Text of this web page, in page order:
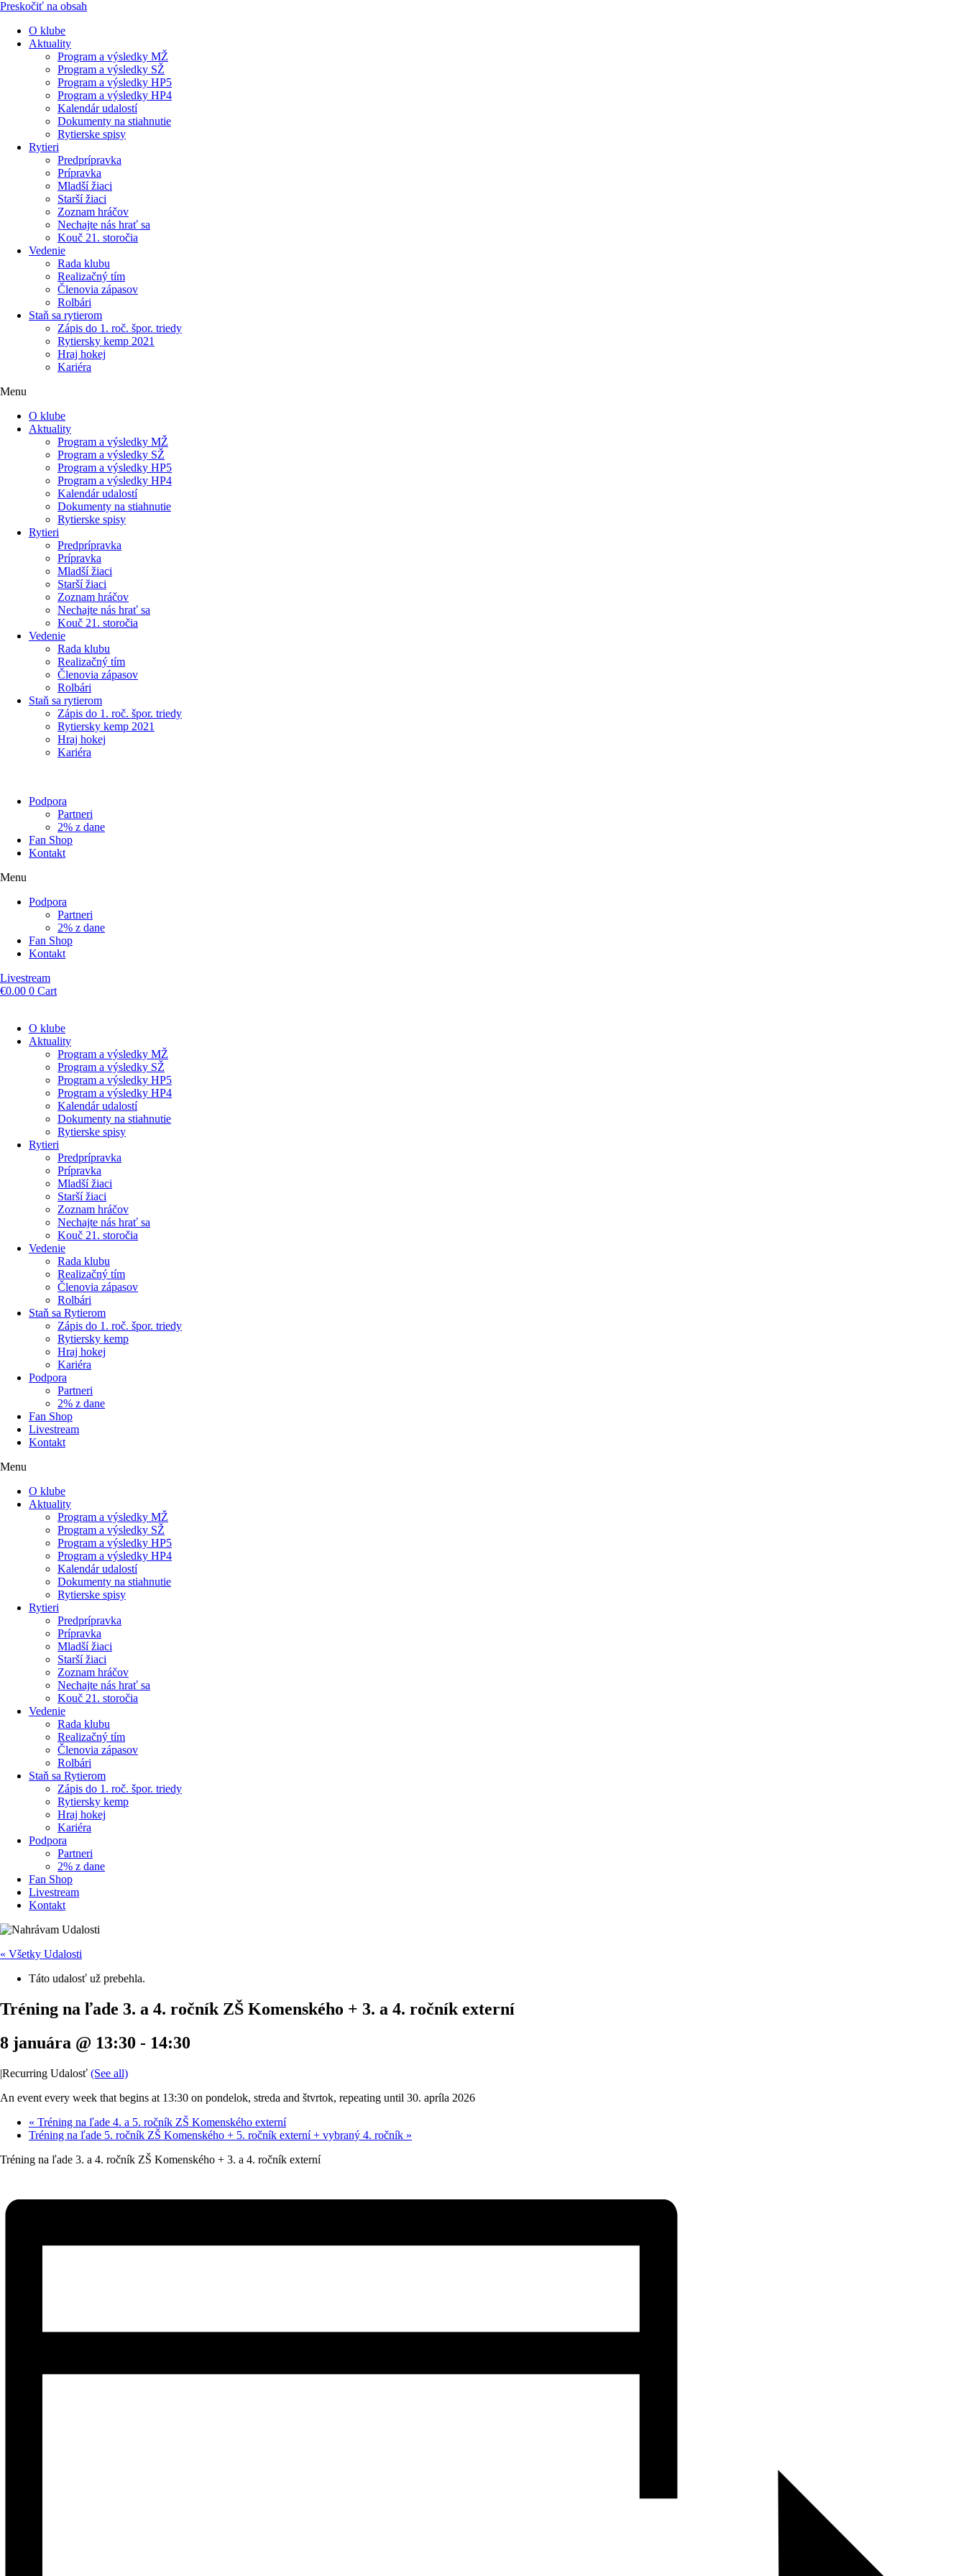
Preskočiť na obsah
O klube
Aktuality
Program a výsledky MŽ
Program a výsledky SŽ
Program a výsledky HP5
Program a výsledky HP4
Kalendár udalostí
Dokumenty na stiahnutie
Rytierske spisy
Rytieri
Predprípravka
Prípravka
Mladší žiaci
Starší žiaci
Zoznam hráčov
Nechajte nás hrať sa
Kouč 21. storočia
Vedenie
Rada klubu
Realizačný tím
Členovia zápasov
Rolbári
Staň sa rytierom
Zápis do 1. roč. špor. triedy
Rytiersky kemp 2021
Hraj hokej
Kariéra
Menu
O klube
Aktuality
Program a výsledky MŽ
Program a výsledky SŽ
Program a výsledky HP5
Program a výsledky HP4
Kalendár udalostí
Dokumenty na stiahnutie
Rytierske spisy
Rytieri
Predprípravka
Prípravka
Mladší žiaci
Starší žiaci
Zoznam hráčov
Nechajte nás hrať sa
Kouč 21. storočia
Vedenie
Rada klubu
Realizačný tím
Členovia zápasov
Rolbári
Staň sa rytierom
Zápis do 1. roč. špor. triedy
Rytiersky kemp 2021
Hraj hokej
Kariéra
Podpora
Partneri
2% z dane
Fan Shop
Kontakt
Menu
Podpora
Partneri
2% z dane
Fan Shop
Kontakt
Livestream
€0.00 0 Cart
O klube
Aktuality
Program a výsledky MŽ
Program a výsledky SŽ
Program a výsledky HP5
Program a výsledky HP4
Kalendár udalostí
Dokumenty na stiahnutie
Rytierske spisy
Rytieri
Predprípravka
Prípravka
Mladší žiaci
Starší žiaci
Zoznam hráčov
Nechajte nás hrať sa
Kouč 21. storočia
Vedenie
Rada klubu
Realizačný tím
Členovia zápasov
Rolbári
Staň sa Rytierom
Zápis do 1. roč. špor. triedy
Rytiersky kemp
Hraj hokej
Kariéra
Podpora
Partneri
2% z dane
Fan Shop
Livestream
Kontakt
Menu
O klube
Aktuality
Program a výsledky MŽ
Program a výsledky SŽ
Program a výsledky HP5
Program a výsledky HP4
Kalendár udalostí
Dokumenty na stiahnutie
Rytierske spisy
Rytieri
Predprípravka
Prípravka
Mladší žiaci
Starší žiaci
Zoznam hráčov
Nechajte nás hrať sa
Kouč 21. storočia
Vedenie
Rada klubu
Realizačný tím
Členovia zápasov
Rolbári
Staň sa Rytierom
Zápis do 1. roč. špor. triedy
Rytiersky kemp
Hraj hokej
Kariéra
Podpora
Partneri
2% z dane
Fan Shop
Livestream
Kontakt
« Všetky Udalosti
Táto udalosť už prebehla.
Tréning na ľade 3. a 4. ročník ZŠ Komenského + 3. a 4. ročník externí
8 januára @ 13:30 - 14:30
|Recurring Udalosť (See all)
An event every week that begins at 13:30 on pondelok, streda and štvrtok, repeating until 30. apríla 2026
« Tréning na ľade 4. a 5. ročník ZŠ Komenského externí
Tréning na ľade 5. ročník ZŠ Komenského + 5. ročník externí + vybraný 4. ročník »
Tréning na ľade 3. a 4. ročník ZŠ Komenského + 3. a 4. ročník externí